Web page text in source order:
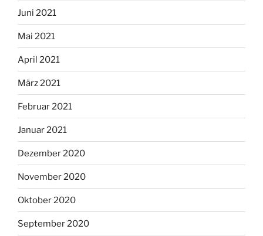
Juni 2021
Mai 2021
April 2021
März 2021
Februar 2021
Januar 2021
Dezember 2020
November 2020
Oktober 2020
September 2020